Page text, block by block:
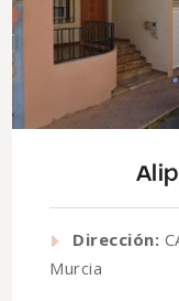
Dirección:
Murcia